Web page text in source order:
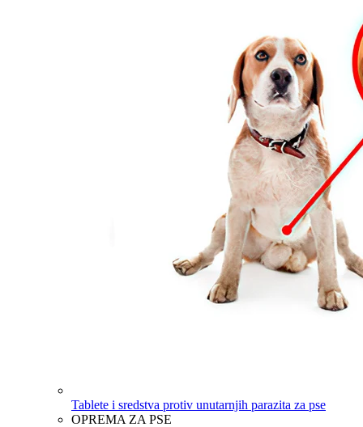
Tablete i sredstva protiv unutarnjih parazita za pse
OPREMA ZA PSE